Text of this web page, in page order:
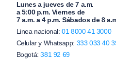
Lunes a jueves de 7 a.m.
a 5:00 p.m. Viernes de
7 a.m. a 4 p.m. Sábados de 8
Linea nacional:01 8000 41 3000
Celular y Whatsapp: 333 033 40
Bogotá:381 92 69